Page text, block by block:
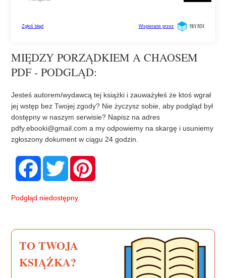
MIĘDZY PORZĄDKIEM A CHAOSEM
PDF - PODGLĄD:
Jesteś autorem/wydawcą tej książki i zauważyłeś że ktoś wgrał
jej wstęp bez Twojej zgody? Nie życzysz sobie, aby podgląd był
dostępny w naszym serwisie? Napisz na adres
pdfy.ebooki@gmail.com a my odpowiemy na skargę i usuniemy
zgłoszony dokument w ciągu 24 godzin.
F
o
T
w
e
Podgląd niedostępny.
TO TWOJA
KSIĄŻKA?